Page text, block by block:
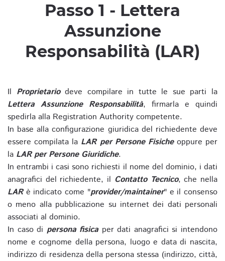
Passo 1 - Lettera
Assunzione
Responsabilità (LAR)
Il Proprietariodeve compilare in tutte le sue parti la
Lettera Assunzione Responsabilità, firmarla e quindi
spedirla alla Registration Authority competente.
In base alla configurazione giuridica del richiedente deve
essere compilata la LAR per Persone Fisicheoppure per
la LAR per Persone Giuridiche.
In entrambi i casi sono richiesti il nome del dominio, i dati
anagrafici del richiedente, il Contatto Tecnico, che nella
LARè indicato come "provider/maintainer" e il consenso
o meno alla pubblicazione su internet dei dati personali
associati al dominio.
In caso di persona fisicaper dati anagrafici si intendono
nome e cognome della persona, luogo e data di nascita,
indirizzo di residenza della persona stessa (indirizzo, città,